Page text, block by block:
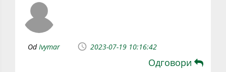
Od Ivymar 2023-07-19 10:16:42
Одговори